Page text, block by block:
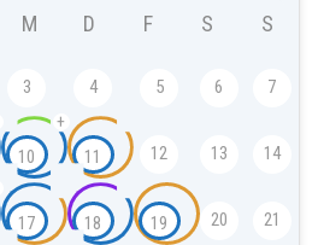
M D F S S
3 4 5 6 7
10
+
11 12 13 14
17 18 19 20 21